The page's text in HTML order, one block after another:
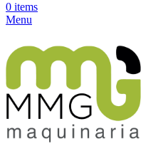
0 items
Menu